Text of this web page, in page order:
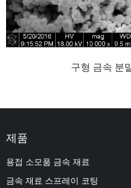
구형 금속 분
제품
용접 소모품 금속 재료
금속 재료 스프레이 코팅